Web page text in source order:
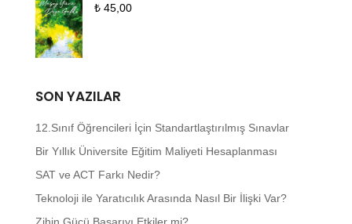
₺45,00
SON YAZILAR
12.Sınıf Öğrencileri İçin Standartlaştırılmış Sınavlar
Bir Yıllık Üniversite Eğitim Maliyeti Hesaplanması
SAT ve ACT Farkı Nedir?
Teknoloji ile Yaratıcılık Arasında Nasıl Bir İlişki Var?